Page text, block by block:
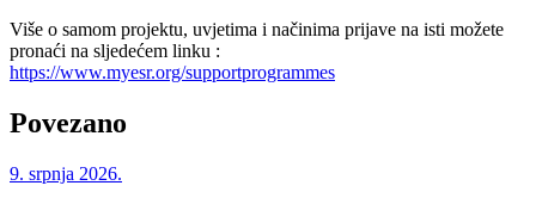
Više o samom projektu, uvjetima i načinima prijave na isti možete
pronaći na sljedećem linku :
https://www.myesr.org/supportprogrammes
Povezano
9. srpnja 2026.